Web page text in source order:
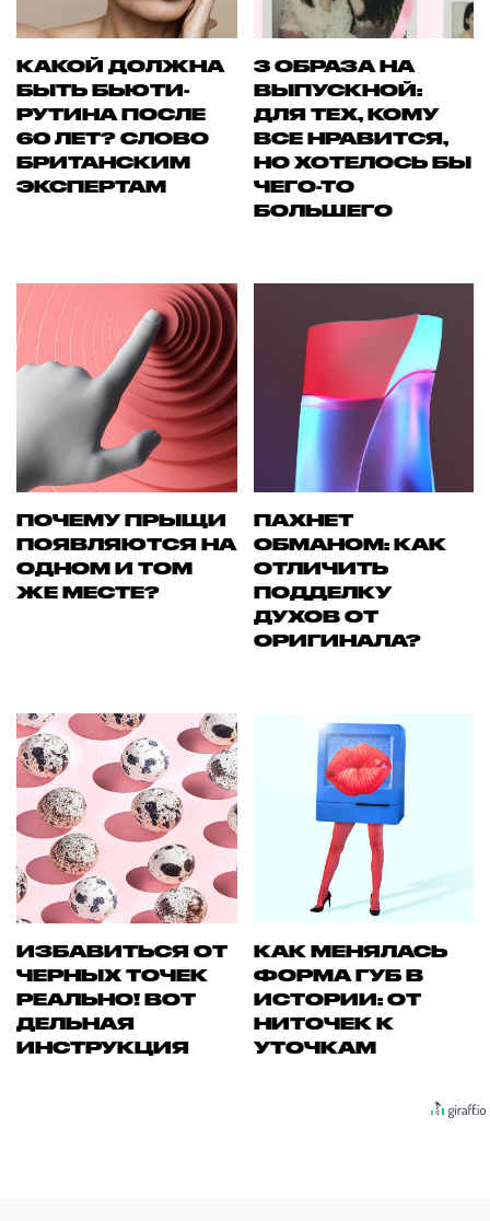
КАКОЙ ДОЛЖНА
БЫТЬ БЬЮТИ-
РУТИНА ПОСЛЕ
60 ЛЕТ? СЛОВО
БРИТАНСКИМ
ЭКСПЕРТАМ
3 ОБРАЗА НА
ВЫПУСКНОЙ:
ДЛЯ ТЕХ, КОМУ
ВСЕ НРАВИТСЯ,
НО ХОТЕЛОСЬ БЫ
ЧЕГО-ТО
БОЛЬШЕГО
ПОЧЕМУ ПРЫЩИ
ПОЯВЛЯЮТСЯ НА
ОДНОМ И ТОМ
ЖЕ МЕСТЕ?
ПАХНЕТ
ОБМАНОМ: КАК
ОТЛИЧИТЬ
ПОДДЕЛКУ
ДУХОВ ОТ
ОРИГИНАЛА?
ИЗБАВИТЬСЯ ОТ
ЧЕРНЫХ ТОЧЕК
РЕАЛЬНО! ВОТ
ДЕЛЬНАЯ
ИНСТРУКЦИЯ
КАК МЕНЯЛАСЬ
ФОРМА ГУБ В
ИСТОРИИ: ОТ
НИТОЧЕК К
УТОЧКАМ